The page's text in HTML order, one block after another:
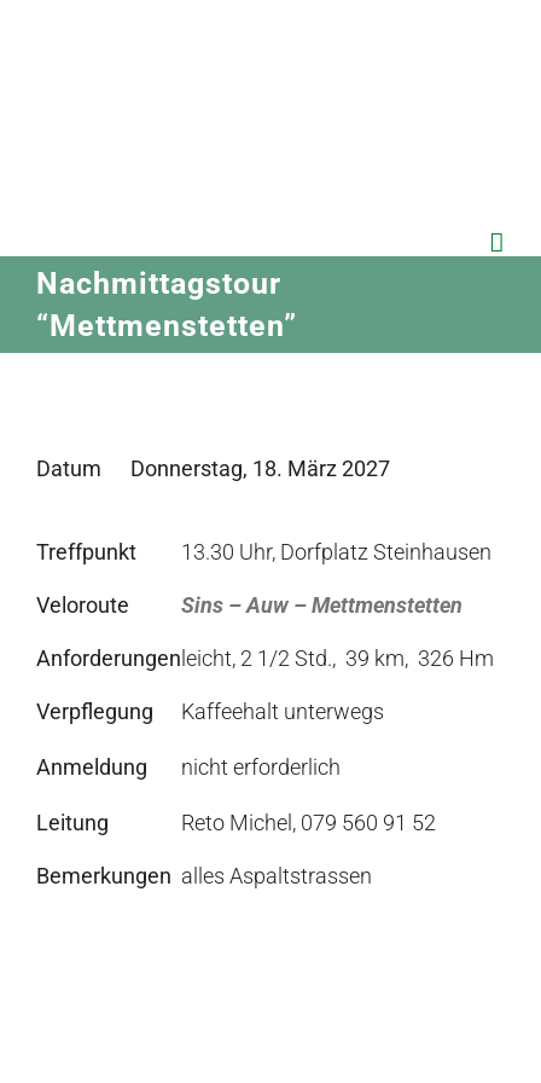
Nachmittagstour
“Mettmenstetten”
Datum Donnerstag, 18. März 2027
Treffpunkt 13.30 Uhr, Dorfplatz Steinhausen
Veloroute Sins – Auw – Mettmenstetten
Anforderungen leicht, 2 1/2 Std., 39 km, 326 Hm
Verpflegung Kaffeehalt unterwegs
Anmeldung nicht erforderlich
Leitung Reto Michel, 079 560 91 52
Bemerkungen alles Aspaltstrassen